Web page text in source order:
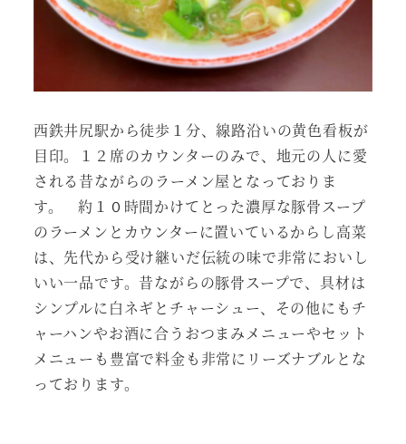
西鉄井尻駅から徒歩１分、線路沿いの黄色看板が
目印。１２席のカウンターのみで、地元の人に愛
される昔ながらのラーメン屋となっておりま
す。 約１０時間かけてとった濃厚な豚骨スープ
のラーメンとカウンターに置いているからし高菜
は、先代から受け継いだ伝統の味で非常においし
いい一品です。昔ながらの豚骨スープで、具材は
シンプルに白ネギとチャーシュー、その他にもチ
ャーハンやお酒に合うおつまみメニューやセット
メニューも豊富で料金も非常にリーズナブルとな
っております。